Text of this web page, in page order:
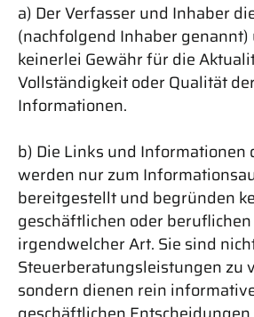
a) Der Verfasser und Inhaber
(nachfolgend Inhaber
keinerlei Gewähr für die
Vollständigkeit oder Qualität
Informationen.
b) Die Links und Informationen
werden nur zum
bereitgestellt und begründen
geschäftlichen oder
irgendwelcher Art. Sie sind
Steuerberatungsleistungen zu
sondern dienen rein